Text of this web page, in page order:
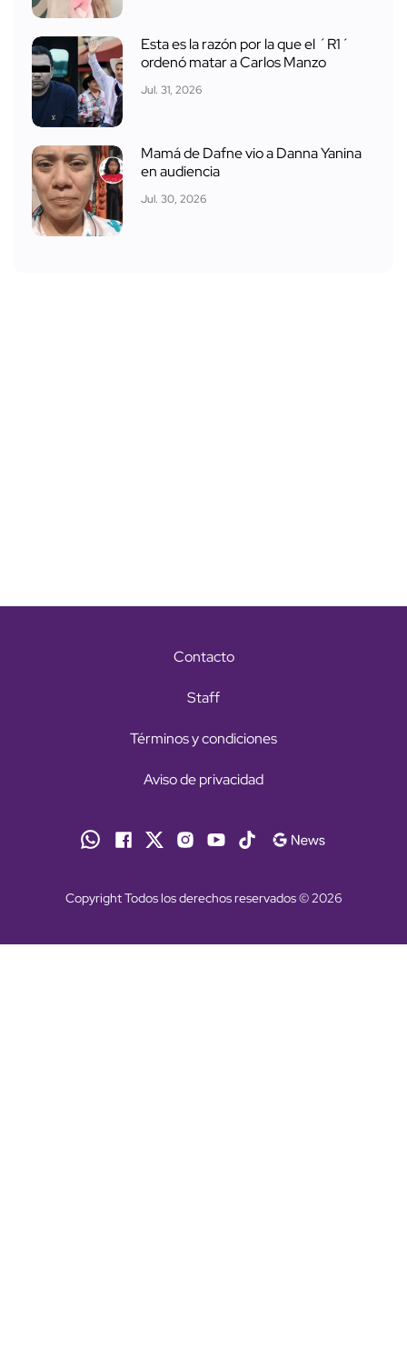
Esta es la razón por la que el ´R1´
ordenó matar a Carlos Manzo
Jul. 31, 2026
Mamá de Dafne vio a Danna Yanina
en audiencia
Jul. 30, 2026
Contacto
Staff
Términos y condiciones
Aviso de privacidad
Copyright Todos los derechos reservados © 2026